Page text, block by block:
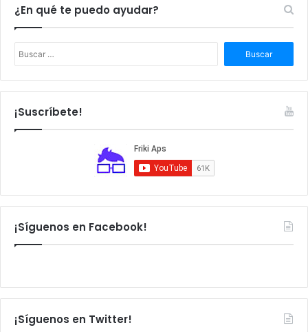
¿En qué te puedo ayudar?
s
c
¡Suscríbete!
¡Síguenos en Facebook!
¡Síguenos en Twitter!